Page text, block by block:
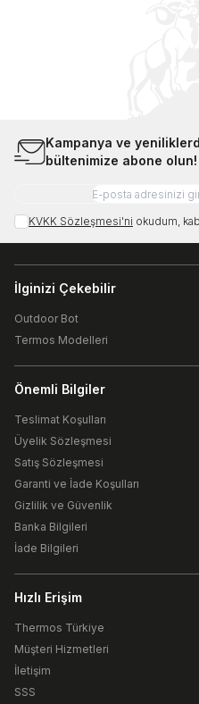
Kampanya ve
bültenimize abone olun!
KVKK Sözleşmesi'ni okudum,
İlginizi Çekebilir
Outdoor Bot
Termos Modelleri
Önemli Bilgiler
Teslimat Koşulları
Üyelik Sözleşmesi
Satış Sözleşmesi
Garanti ve İade Koşulları
Gizlilik ve Güvenlik
Banka Bilgileri
İade Bilgileri
Hızlı Erişim
Thermos Türkiye
Müşteri Hizmetleri
İletişim
SSS